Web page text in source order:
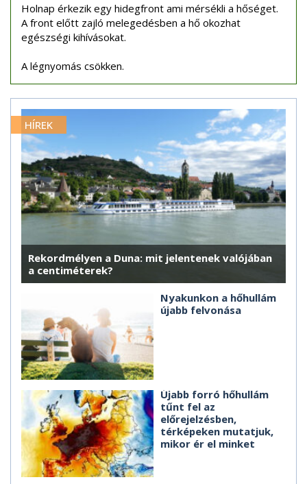
Holnap érkezik egy hidegfront ami mérsékli a hőséget.
A front előtt zajló melegedésben a hő okozhat
egészségi kihívásokat.
A légnyomás csökken.
HÍREK
Rekordmélyen a Duna: mit jelentenek valójában
a centiméterek?
Nyakunkon a hőhullám
újabb felvonása
Újabb forró hőhullám
tűnt fel az
előrejelzésben,
térképeken mutatjuk,
mikor ér el minket